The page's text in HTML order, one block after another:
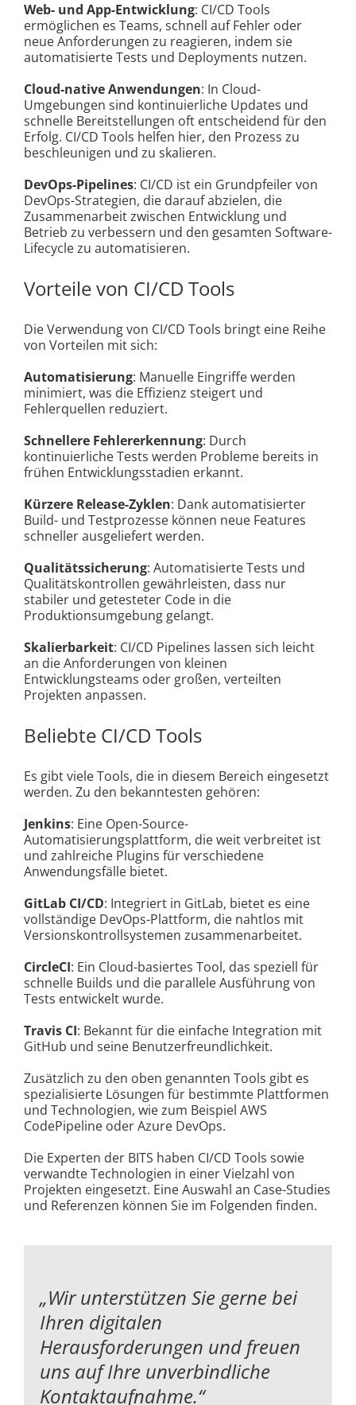
Web- und App-Entwicklung: CI/CD Tools
ermöglichen es Teams, schnell auf Fehler oder
neue Anforderungen zu reagieren, indem sie
automatisierte Tests und Deployments nutzen.
Cloud-native Anwendungen: In Cloud-
Umgebungen sind kontinuierliche Updates und
schnelle Bereitstellungen oft entscheidend für den
Erfolg. CI/CD Tools helfen hier, den Prozess zu
beschleunigen und zu skalieren.
DevOps-Pipelines: CI/CD ist ein Grundpfeiler von
DevOps-Strategien, die darauf abzielen, die
Zusammenarbeit zwischen Entwicklung und
Betrieb zu verbessern und den gesamten Software-
Lifecycle zu automatisieren.
Vorteile von CI/CD Tools
Die Verwendung von CI/CD Tools bringt eine Reihe
von Vorteilen mit sich:
Automatisierung: Manuelle Eingriffe werden
minimiert, was die Effizienz steigert und
Fehlerquellen reduziert.
Schnellere Fehlererkennung: Durch
kontinuierliche Tests werden Probleme bereits in
frühen Entwicklungsstadien erkannt.
Kürzere Release-Zyklen: Dank automatisierter
Build- und Testprozesse können neue Features
schneller ausgeliefert werden.
Qualitätssicherung: Automatisierte Tests und
Qualitätskontrollen gewährleisten, dass nur
stabiler und getesteter Code in die
Produktionsumgebung gelangt.
Skalierbarkeit: CI/CD Pipelines lassen sich leicht
an die Anforderungen von kleinen
Entwicklungsteams oder großen, verteilten
Projekten anpassen.
Beliebte CI/CD Tools
Es gibt viele Tools, die in diesem Bereich eingesetzt
werden. Zu den bekanntesten gehören:
Jenkins: Eine Open-Source-
Automatisierungsplattform, die weit verbreitet ist
und zahlreiche Plugins für verschiedene
Anwendungsfälle bietet.
GitLab CI/CD: Integriert in GitLab, bietet es eine
vollständige DevOps-Plattform, die nahtlos mit
Versionskontrollsystemen zusammenarbeitet.
CircleCI: Ein Cloud-basiertes Tool, das speziell für
schnelle Builds und die parallele Ausführung von
Tests entwickelt wurde.
Travis CI: Bekannt für die einfache Integration mit
GitHub und seine Benutzerfreundlichkeit.
Zusätzlich zu den oben genannten Tools gibt es
spezialisierte Lösungen für bestimmte Plattformen
und Technologien, wie zum Beispiel AWS
CodePipeline oder Azure DevOps.
Die Experten der BITS haben CI/CD Tools sowie
verwandte Technologien in einer Vielzahl von
Projekten eingesetzt. Eine Auswahl an Case-Studies
und Referenzen können Sie im Folgenden finden.
„Wir unterstützen Sie gerne bei
Ihren digitalen
Herausforderungen undfreuen
uns auf Ihre unverbindliche
Kontaktaufnahme.“